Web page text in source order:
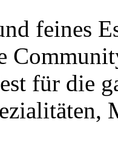
feines
für die